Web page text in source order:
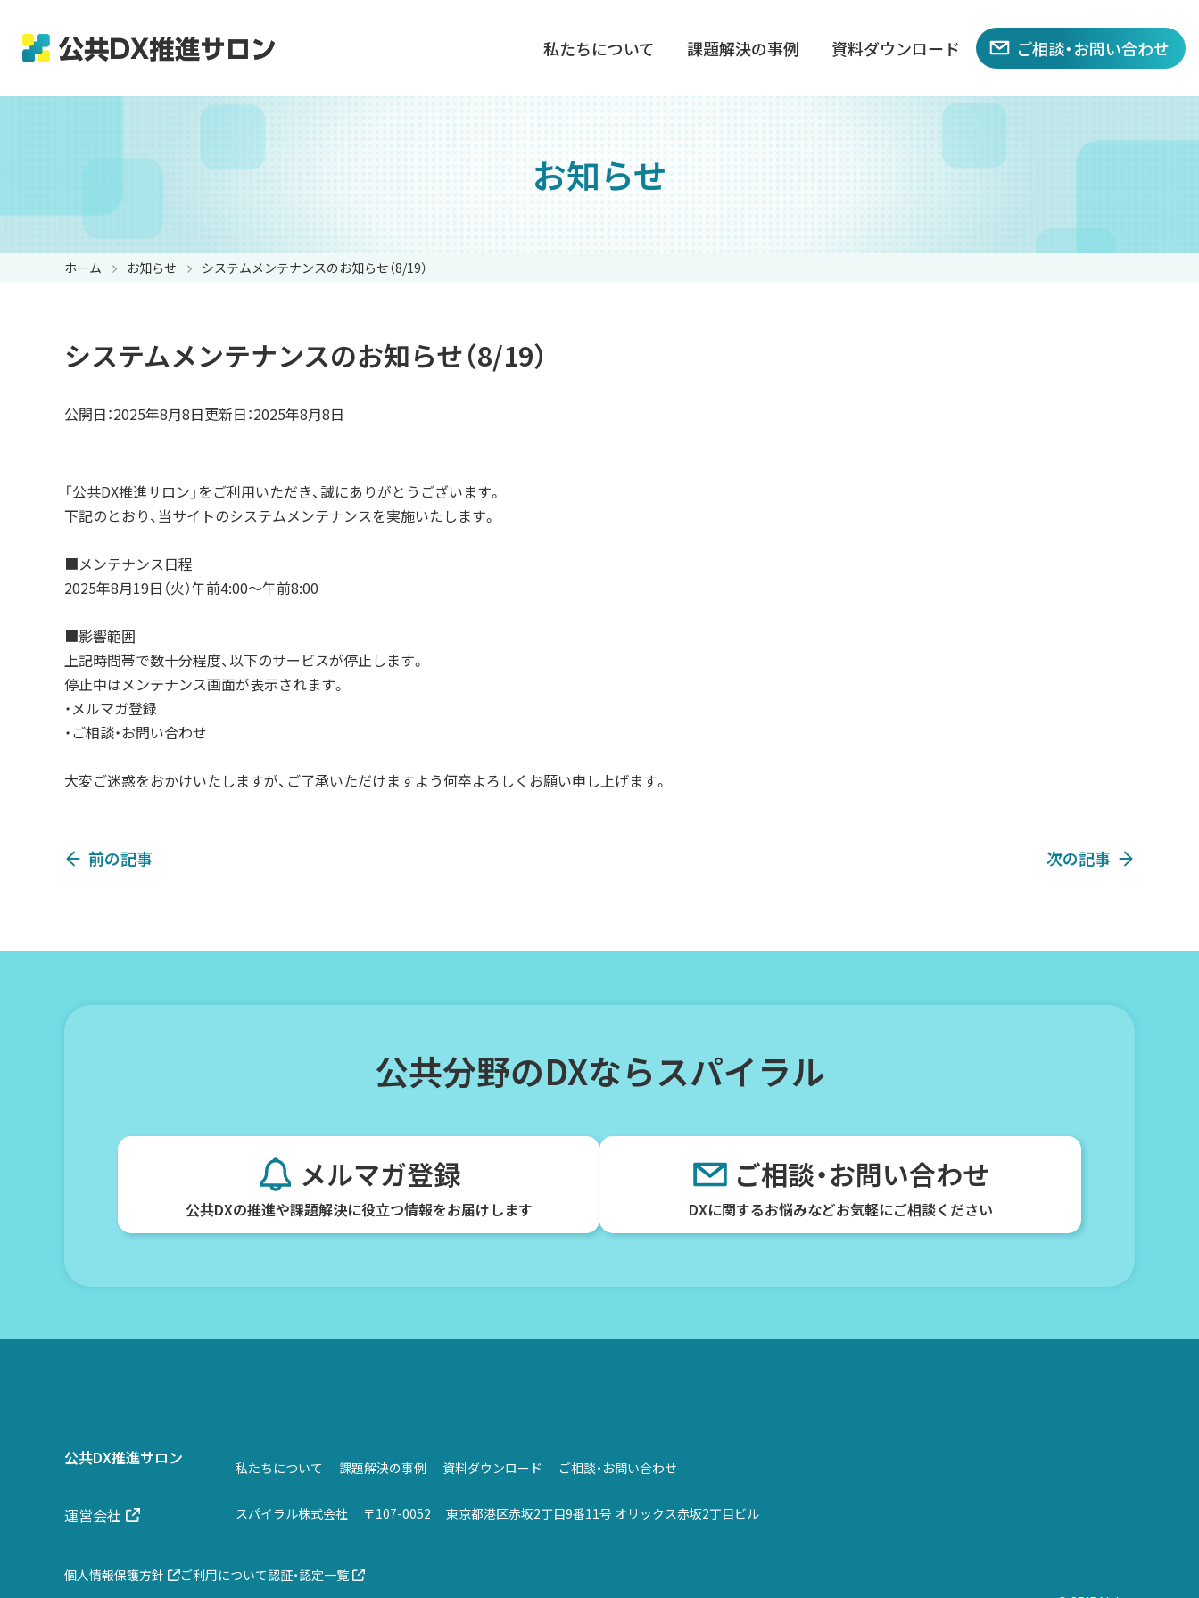
私たちについて 課題解決の事例 資料ダウンロード ご相談・お問い合わせ
お知らせ
ホーム お知らせ システムメンテナンスのお知らせ（8/19）
システムメンテナンスのお知らせ（8/19）
公開日：2025年8月8日更新日：2025年8月8日
「公共DX推進サロン」をご利用いただき、誠にありがとうございます。
下記のとおり、当サイトのシステムメンテナンスを実施いたします。
■メンテナンス日程
2025年8月19日（火）午前4:00～午前8:00
■影響範囲
上記時間帯で数十分程度、以下のサービスが停止します。
停止中はメンテナンス画面が表示されます。
・メルマガ登録
・ご相談・お問い合わせ
大変ご迷惑をおかけいたしますが、ご了承いただけますよう何卒よろしくお願い申し上げます。
前の記事 次の記事
公共分野のDXならスパイラル
メルマガ登録
公共DXの推進や課題解決に役立つ情報をお届けします
ご相談・お問い合わせ
DXに関するお悩みなどお気軽にご相談ください
公共DX推進サロン 私たちについて 課題解決の事例 資料ダウンロード ご相談・お問い合わせ
運営会社 スパイラル株式会社 〒107-0052 東京都港区赤坂2丁目9番11号 オリックス赤坂2丁目ビル
個人情報保護方針 ご利用について認証・認定一覧